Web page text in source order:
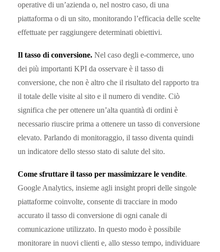
operative di un’azienda o, nel nostro caso, di una
piattaforma o di un sito, monitorando l’efficacia delle scelte
effettuate per raggiungere determinati obiettivi.
Il tasso di conversione. Nel caso degli e-commerce, uno
dei più importanti KPI da osservare è il tasso di
conversione, che non è altro che il risultato del rapporto tra
il totale delle visite al sito e il numero di vendite. Ciò
significa che per ottenere un’alta quantità di ordini è
necessario riuscire prima a ottenere un tasso di conversione
elevato. Parlando di monitoraggio, il tasso diventa quindi
un indicatore dello stesso stato di salute del sito.
Come sfruttare il tasso per massimizzare le vendite.
Google Analytics, insieme agli insight propri delle singole
piattaforme coinvolte, consente di tracciare in modo
accurato il tasso di conversione di ogni canale di
comunicazione utilizzato. In questo modo è possibile
monitorare in nuovi clienti e, allo stesso tempo, individuare